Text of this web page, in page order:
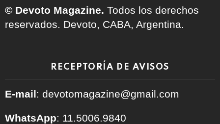
© Devoto Magazine. Todos los derechos
reservados. Devoto, CABA, Argentina.
RECEPTORÍA DE AVISOS
E-mail: devotomagazine@gmail.com
WhatsApp: 11.5006.9840